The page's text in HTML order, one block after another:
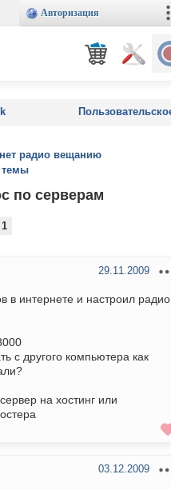
Авторизация
радио вещанию
темы
по серверам
1
29.11.2009
в интернете и настроил радио
с другого компьютера как
на хостинг или
03.12.2009